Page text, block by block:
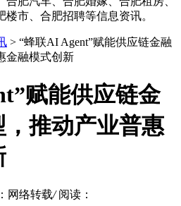
市、合肥招聘等信息资讯。
> “蜂联AI Agent”赋能供应链金融
金融模式创新
赋能供应链金
推动产业普惠
网络转载/ 阅读：